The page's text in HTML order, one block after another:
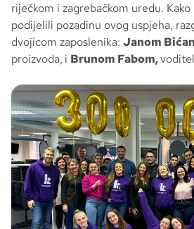
riječkom i zagrebačkom uredu. Kako
podijelili pozadinu ovog uspjeha,
dvojicom zaposlenika: Janom
proizvoda, i Brunom Fabom,